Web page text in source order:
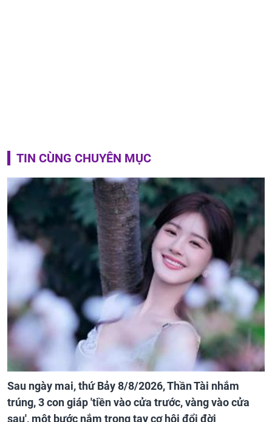
TIN CÙNG CHUYÊN MỤC
Sau ngày mai, thứ Bảy 8/8/2026, Thần Tài nhắm
trúng, 3 con giáp 'tiền vào cửa trước, vàng vào cửa
sau', một bước nắm trong tay cơ hội đổi đời